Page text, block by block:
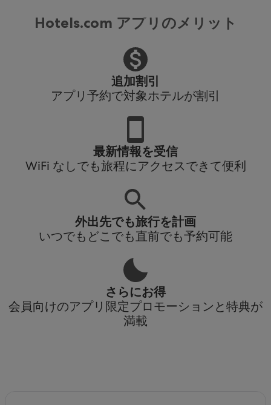
Hotels.com アプリのメリット
追加割引
アプリ予約で対象ホテルが割引
最新情報を受信
WiFi なしでも旅程にアクセスできて便利
外出先でも旅行を計画
いつでもどこでも直前でも予約可能
さらにお得
会員向けのアプリ限定プロモーションと特典が
満載